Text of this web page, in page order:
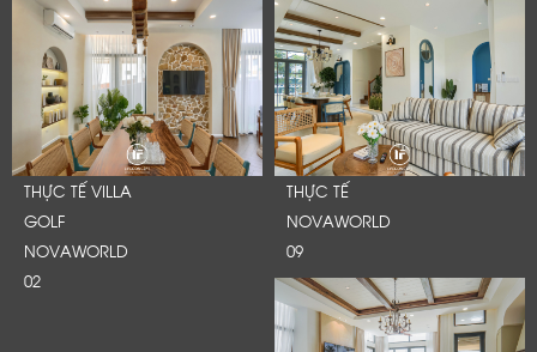
THỰC TẾ VILLA
GOLF
NOVAWORLD
02
THỰC TẾ
NOVAWORLD
09